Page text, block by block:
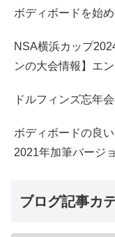
ボディボードを始
NSA横浜カップ
ンの大会情報】エ
ドルフィンズ忘年
ボディボードの良
2021年加筆バージ
ブログ記事カ